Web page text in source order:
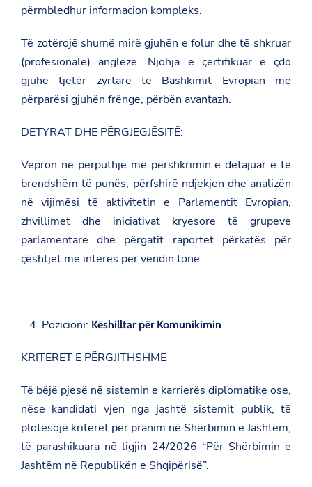
përmbledhur informacion kompleks.
Të zotërojë shumë mirë gjuhën e folur dhe të shkruar
(profesionale) angleze. Njohja e çertifikuar e çdo
gjuhe tjetër zyrtare të Bashkimit Evropian me
përparësi gjuhën frënge, përbën avantazh.
DETYRAT DHE PËRGJEGJËSITË:
Vepron në përputhje me përshkrimin e detajuar e të
brendshëm të punës, përfshirë ndjekjen dhe analizën
në vijimësi të aktivitetin e Parlamentit Evropian,
zhvillimet dhe iniciativat kryesore të grupeve
parlamentare dhe përgatit raportet përkatës për
çështjet me interes për vendin tonë.
Pozicioni: Këshilltar për Komunikimin
KRITERET E PËRGJITHSHME
Të bëjë pjesë në sistemin e karrierës diplomatike ose,
nëse kandidati vjen nga jashtë sistemit publik, të
plotësojë kriteret për pranim në Shërbimin e Jashtëm,
të parashikuara në ligjin 24/2026 “Për Shërbimin e
Jashtëm në Republikën e Shqipërisë”.